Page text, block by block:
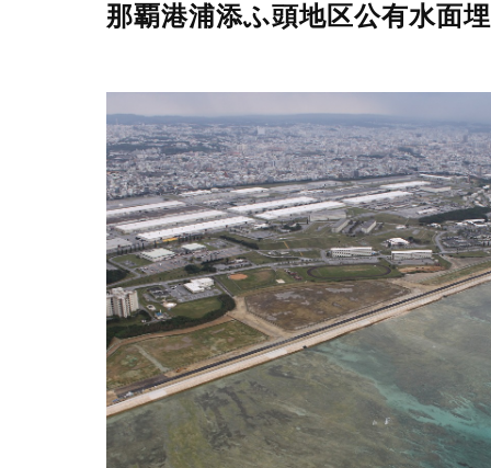
那覇港浦添ふ頭地区公有水面